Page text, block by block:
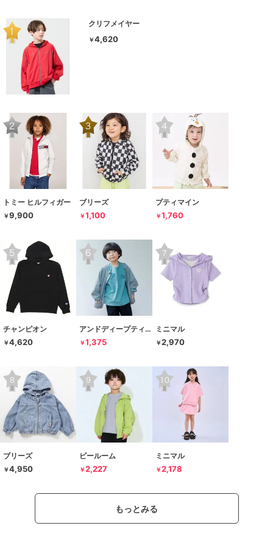
クリフメイヤー
￥4,620
トミー ヒルフィガー
￥9,900
ブリーズ
￥1,100
プティマイン
￥1,760
チャンピオン
￥4,620
アンドディープティマイン
￥1,375
ミニマル
￥2,970
ブリーズ
￥4,950
ビールーム
￥2,227
ミニマル
￥2,178
もっとみる